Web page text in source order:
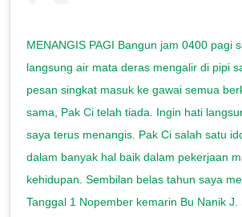
MENANGIS PAGI Bangun jam 0400 pagi
langsung air mata deras mengalir di pipi
pesan singkat masuk ke gawai semua
sama, Pak Ci telah tiada. Ingin hati
saya terus menangis. Pak Ci salah satu
dalam banyak hal baik dalam pekerjaan
kehidupan. Sembilan belas tahun saya
Tanggal 1 Nopember kemarin Bu Nanik